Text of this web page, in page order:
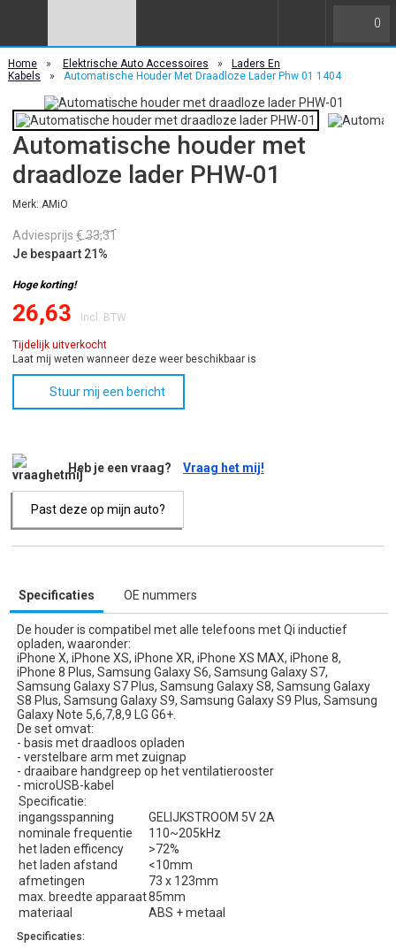
0
Home » Elektrische Auto Accessoires »
Laders En
Kabels
» Automatische Houder Met Draadloze Lader Phw 01 1404
Automatische houder met
draadloze lader PHW-01
Merk: AMiO
Adviesprijs € 33,31
Je bespaart 21%
Hoge korting!
26,63 Incl. BTW
Tijdelijk uitverkocht
Laat mij weten wanneer deze weer beschikbaar is
Stuur mij een bericht
Heb je een vraag? Vraag het mij!
Past deze op mijn auto?
Specificaties OE nummers
De houder is compatibel met alle telefoons met Qi inductief
opladen, waaronder:
iPhone X, iPhone XS, iPhone XR, iPhone XS MAX, iPhone 8,
iPhone 8 Plus, Samsung Galaxy S6, Samsung Galaxy S7,
Samsung Galaxy S7 Plus, Samsung Galaxy S8, Samsung Galaxy
S8 Plus, Samsung Galaxy S9, Samsung Galaxy S9 Plus, Samsung
Galaxy Note 5,6,7,8,9 LG G6+.
De set omvat:
- basis met draadloos opladen
- verstelbare arm met zuignap
- draaibare handgreep op het ventilatierooster
- microUSB-kabel
Specificatie:
ingangsspanning
GELIJKSTROOM 5V 2A
nominale frequentie
110~205kHz
het laden efficency
>72%
het laden afstand
<10mm
afmetingen
73 x 123mm
max. breedte apparaat85mm
materiaal
ABS + metaal
Specificaties: